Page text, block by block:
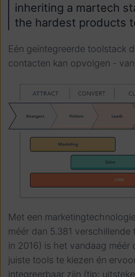
inheriting a martech
the hardest products
Eén geïntegreerde toolstack
contacten kan opvolgen -
Met een
méér dan 5.381 verschillende
in 2016) is het vandaag méér
juiste tools te kiezen én
integreerbaar zijn (tip: